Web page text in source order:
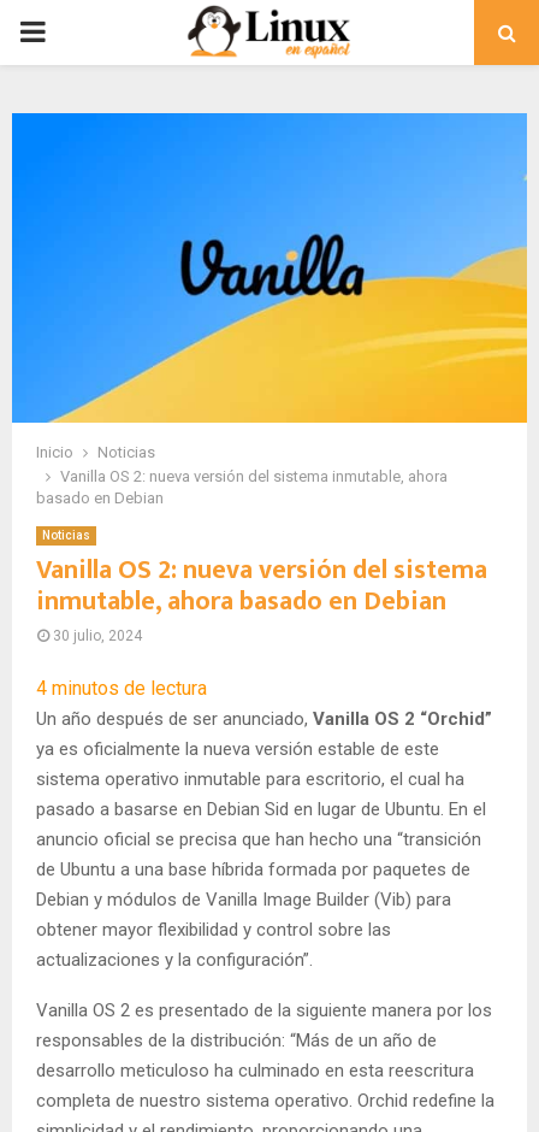
PRIMARY
Inicio
Noticias
Vanilla OS 2: nueva versión del sistema inmutable, ahora
basado en Debian
Noticias
Vanilla OS 2: nueva versión del sistema
inmutable, ahora basado en Debian
30 julio, 2024
4 minutos de lectura
Un año después de ser anunciado, Vanilla OS 2 “Orchid”
ya es oficialmente la nueva versión estable de este
sistema operativo inmutable para escritorio, el cual ha
pasado a basarse en Debian Sid en lugar de Ubuntu. En el
anuncio oficial se precisa que han hecho una “transición
de Ubuntu a una base híbrida formada por paquetes de
Debian y módulos de Vanilla Image Builder (Vib) para
obtener mayor flexibilidad y control sobre las
actualizaciones y la configuración”.
Vanilla OS 2 es presentado de la siguiente manera por los
responsables de la distribución: “Más de un año de
desarrollo meticuloso ha culminado en esta reescritura
completa de nuestro sistema operativo. Orchid redefine la